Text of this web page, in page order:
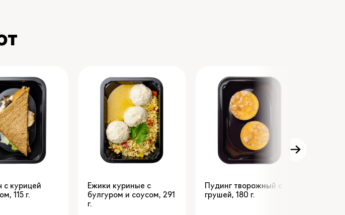
с курицей
,115
Ежики куриные с
булгуром и соусом, 291
Пудинг творожный с
грушей,180